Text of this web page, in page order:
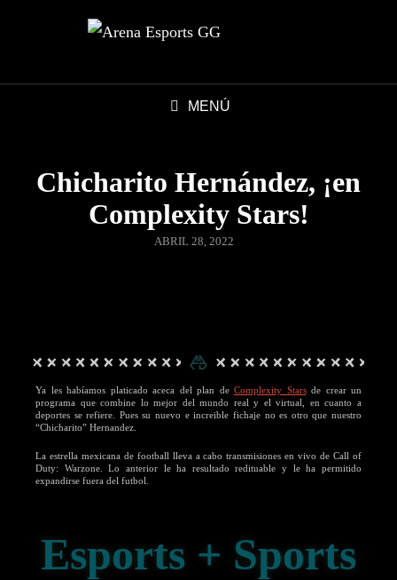
MENÚ
Chicharito Hernández, ¡en
Complexity Stars!
ABRIL 28, 2022
Ya les habíamos platicado aceca del plan de Complexity Starsde crear un
programa que combine lo mejor del mundo real y el virtual, en cuanto a
deportes se refiere. Pues su nuevo e increible fichaje no es otro que nuestro
“Chicharito” Hernandez.
La estrella mexicana de football lleva a cabo transmisiones en vivo de Call of
Duty: Warzone. Lo anterior le ha resultado redituable y le ha permitido
expandirse fuera del futbol.
Esports + Sports